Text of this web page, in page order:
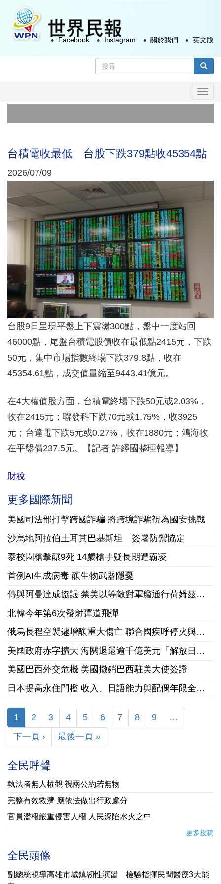
容
搜
尋
Facebook Instagram 關於我們 英文版
台積電收最低 台股下跌379點收45354點
2026/07/09
台股9日呈現平盤上下震盪300點，盤中一度站回
46000點，尾盤台積電股價收在最低點2415元，下跌
50元，集中市場指數終場下跌379.8點，收在
45354.61點，成交值量縮至9443.41億元。
在4大權值股方面，台積電終場下跌50元或2.03%，
收在2415元；聯發科下跌70元或1.75%，收3925
元；台達電下跌5元或0.27%，收在1880元；鴻海收
在平盤價237.5元。【記者 許經國整理報導】
財稅
更多國際新聞
美國司法部打擊跨國詐騙 將跨境詐騙視為國安挑戰
沙烏地阿拉伯土耳其巴基斯坦 簽署防禦協定
泰校園槍擊釀9死 14歲槍手疑長期遭霸凌
首例AI生成病毒 釀生物武器隱憂
傳與阿曼達成協議 禁美以等敵對軍艦通行荷姆茲海峽
北韓今年第6次發射彈道飛彈
俄烏長程空襲遽增釀重大傷亡 聯合國疾呼停火與國際急馳援
美國政府赤字擴大 海關退還逾千億美元「解放日」關稅
美國巴西外交危機 美國撤銷巴西駐美大使簽證
日本提高永住門檻 收入、日語能力與配偶年限全面收緊
1 2 3 4 5 6 7 8 9
…
下一頁 ›
最後一頁 »
全民呼聲
執法者無人權觀 視兩公約若無物
完整有效救濟 應依法做出行政處分
官員濫權嚴重侵害人權 人民深陷水火之中
更多投稿
全民頭條
副總統視導高雄市城鎮韌性演習 檢驗指揮民間醫療3大能